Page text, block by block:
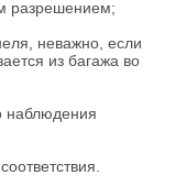
разрешением;
неважно, если
из багажа во
наблюдения